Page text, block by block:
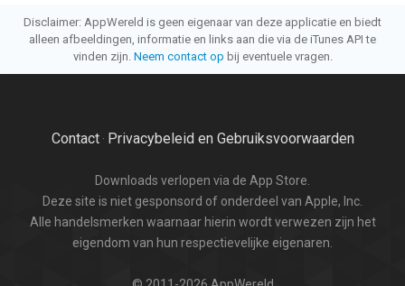
Disclaimer: AppWereld is geen eigenaar van deze applicatie en biedt
alleen afbeeldingen, informatie en links aan die via de iTunes API te
vinden zijn. Neem contact op bij eventuele vragen.
Contact· Privacybeleid en Gebruiksvoorwaarden
Downloads verlopen via de App Store.
Deze site is niet gesponsord of onderdeel van Apple, Inc.
Alle handelsmerken waarnaar hierin wordt verwezen zijn het
eigendom van hun respectievelijke eigenaren.